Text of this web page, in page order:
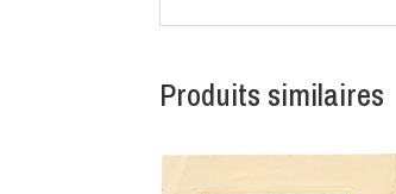
Produits similaires